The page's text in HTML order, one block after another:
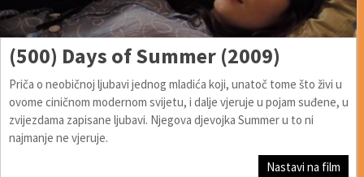
(500) Days of Summer (2009)
Priča o neobičnoj ljubavi jednog mladića koji, unatoč tome što živi u
ovome ciničnom modernom svijetu, i dalje vjeruje u pojam suđene, u
zvijezdama zapisane ljubavi. Njegova djevojka Summer u to ni
najmanje ne vjeruje.
Nastavi na film